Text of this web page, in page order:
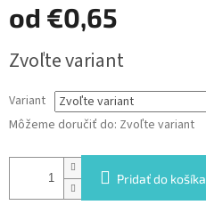
od €0,65
cena:
Zvoľte variant
Variant
Môžeme doručiť do: Zvoľte variant
Pridať do košíka